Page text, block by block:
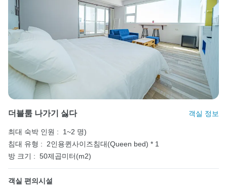
더블룸 나가기 싫다 객실 정보
최대 숙박 인원 :
1~2 명)
침대 유형 :
2인용퀸사이즈침대(Queen bed) * 1
방 크기 : 50제곱미터(m2)
객실 편의시설